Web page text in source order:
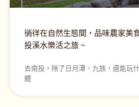
徜徉在自然生態間，品味農家美
投溪水樂活之旅 ~
去南投，除了日月潭、九族，還能玩
體